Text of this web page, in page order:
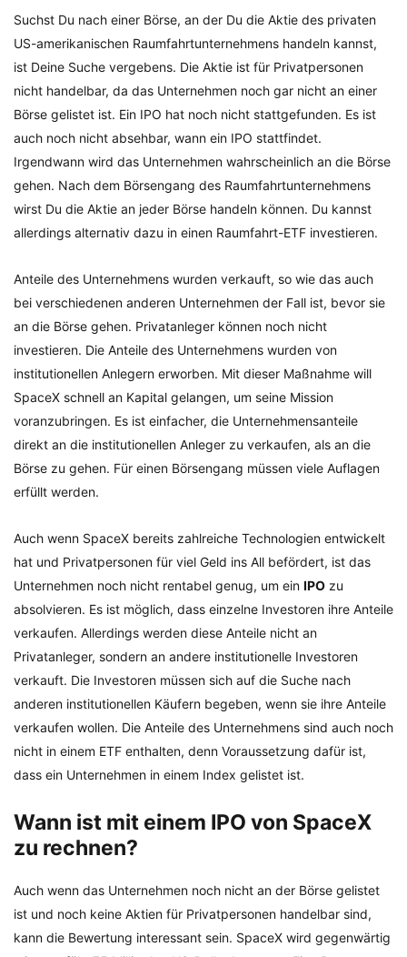
Suchst Du nach einer Börse, an der Du die Aktie des privaten
US-amerikanischen Raumfahrtunternehmens handeln kannst,
ist Deine Suche vergebens. Die Aktie ist für Privatpersonen
nicht handelbar, da das Unternehmen noch gar nicht an einer
Börse gelistet ist. Ein IPO hat noch nicht stattgefunden. Es ist
auch noch nicht absehbar, wann ein IPO stattfindet.
Irgendwann wird das Unternehmen wahrscheinlich an die Börse
gehen. Nach dem Börsengang des Raumfahrtunternehmens
wirst Du die Aktie an jeder Börse handeln können. Du kannst
allerdings alternativ dazu in einen Raumfahrt-ETF investieren.
Anteile des Unternehmens wurden verkauft, so wie das auch
bei verschiedenen anderen Unternehmen der Fall ist, bevor sie
an die Börse gehen. Privatanleger können noch nicht
investieren. Die Anteile des Unternehmens wurden von
institutionellen Anlegern erworben. Mit dieser Maßnahme will
SpaceX schnell an Kapital gelangen, um seine Mission
voranzubringen. Es ist einfacher, die Unternehmensanteile
direkt an die institutionellen Anleger zu verkaufen, als an die
Börse zu gehen. Für einen Börsengang müssen viele Auflagen
erfüllt werden.
Auch wenn SpaceX bereits zahlreiche Technologien entwickelt
hat und Privatpersonen für viel Geld ins All befördert, ist das
Unternehmen noch nicht rentabel genug, um ein IPO zu
absolvieren. Es ist möglich, dass einzelne Investoren ihre Anteile
verkaufen. Allerdings werden diese Anteile nicht an
Privatanleger, sondern an andere institutionelle Investoren
verkauft. Die Investoren müssen sich auf die Suche nach
anderen institutionellen Käufern begeben, wenn sie ihre Anteile
verkaufen wollen. Die Anteile des Unternehmens sind auch noch
nicht in einem ETF enthalten, denn Voraussetzung dafür ist,
dass ein Unternehmen in einem Index gelistet ist.
Wann ist mit einem IPO von SpaceX
zu rechnen?
Auch wenn das Unternehmen noch nicht an der Börse gelistet
ist und noch keine Aktien für Privatpersonen handelbar sind,
kann die Bewertung interessant sein. SpaceX wird gegenwärtig